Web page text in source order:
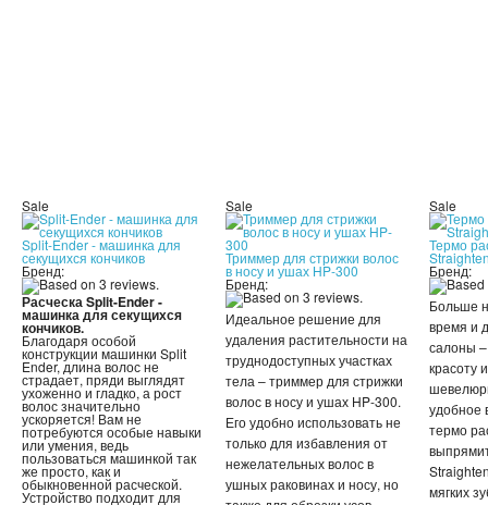
Sale
Split-Ender - машинка для
секущихся кончиков
Бренд:
Расческа Split-Ender -
машинка для секущихся
кончиков.
Благодаря особой
конструкции машинки Split
Ender, длина волос не
страдает, пряди выглядят
ухоженно и гладко, а рост
волос значительно
ускоряется! Вам не
потребуются особые навыки
или умения, ведь
пользоваться машинкой так
же просто, как и
обыкновенной расческой.
Устройство подходит для
Sale
Триммер для стрижки волос
в носу и ушах HP-300
Бренд:
Идеальное решение для
удаления растительности на
труднодоступных участках
тела – триммер для стрижки
волос в носу и ушах HP-300.
Его удобно использовать не
только для избавления от
нежелательных волос в
ушных раковинах и носу, но
Sale
Термо
Бренд:
Больше
время и
салоны
красоту
удобное
термо
мягких